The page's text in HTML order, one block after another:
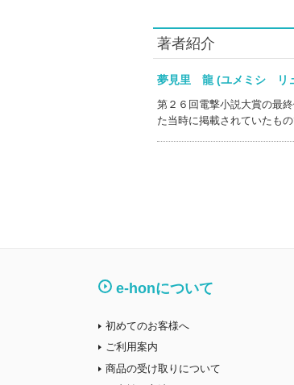
著者紹介
夢見里 龍 (ユメミシ
第２６回電撃小説大賞の最
た当時に掲載されていたもの
e-honについて
初めてのお客様へ
ご利用案内
商品の受け取りについて